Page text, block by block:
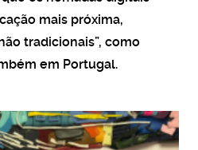
mais próxima,
tradicionais”, como
em Portugal.